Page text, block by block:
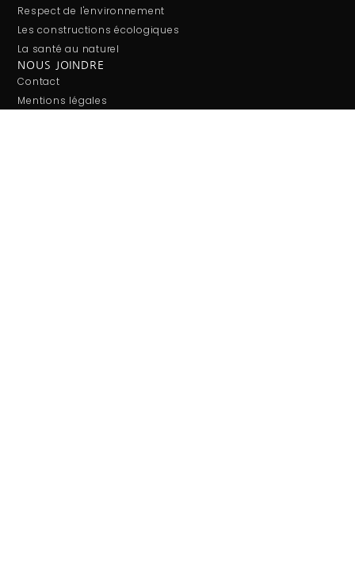
Respect de l'environnement
Les constructions écologiques
La santé au naturel
NOUS JOINDRE
Contact
Mentions légales